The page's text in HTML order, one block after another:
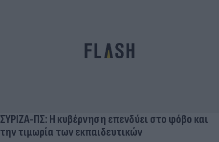
ΣΥΡΙΖΑ-ΠΣ: Η κυβέρνηση επενδύει στο φόβο και
την τιμωρία των εκπαιδευτικών